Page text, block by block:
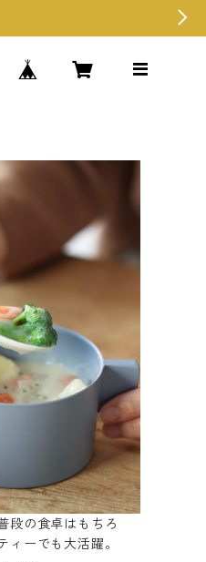
段の食卓はもちろ
ィーでも大活躍。